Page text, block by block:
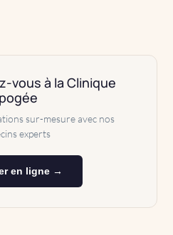
vous à la Clinique
sur-mesure avec nos
experts
en ligne →